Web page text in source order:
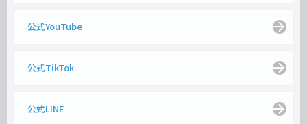
公式YouTube
公式TikTok
公式LINE